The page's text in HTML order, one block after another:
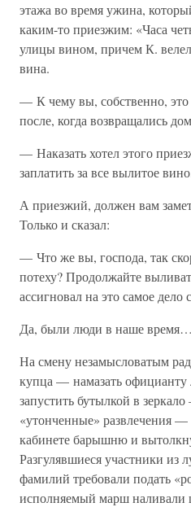
этажа во время ужина,
каким-то приезжим: «Часа
улицы вином, причем К.
вина.
— К чему вы, собственно,
после, когда возвращались
— Наказать хотел этого
заплатить за все вылитое
А приезжий, должен вам
Только и сказал:
— Что же вы, господа, так
потеху? Продолжайте
ассигновал на это самое дело
Да, были люди в наше
На смену незамысловатым
купца — намазать
запустить бутылкой в
«утонченные» развлечения —
кабинете барышню и
Разгулявшиеся участники из
фамилий требовали подать
исполняемый марш наливали